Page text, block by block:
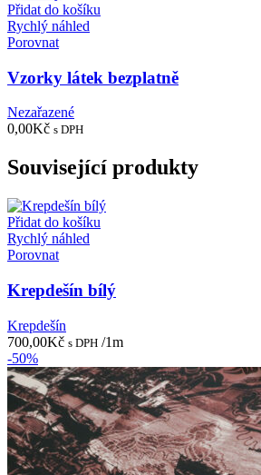
Přidat do košíku
Rychlý náhled
Porovnat
Vzorky látek bezplatně
Nezařazené
0,00Kč s DPH
Související produkty
Přidat do košíku
Rychlý náhled
Porovnat
Krepdešín bílý
Krepdešín
700,00Kč s DPH /1m
-50%